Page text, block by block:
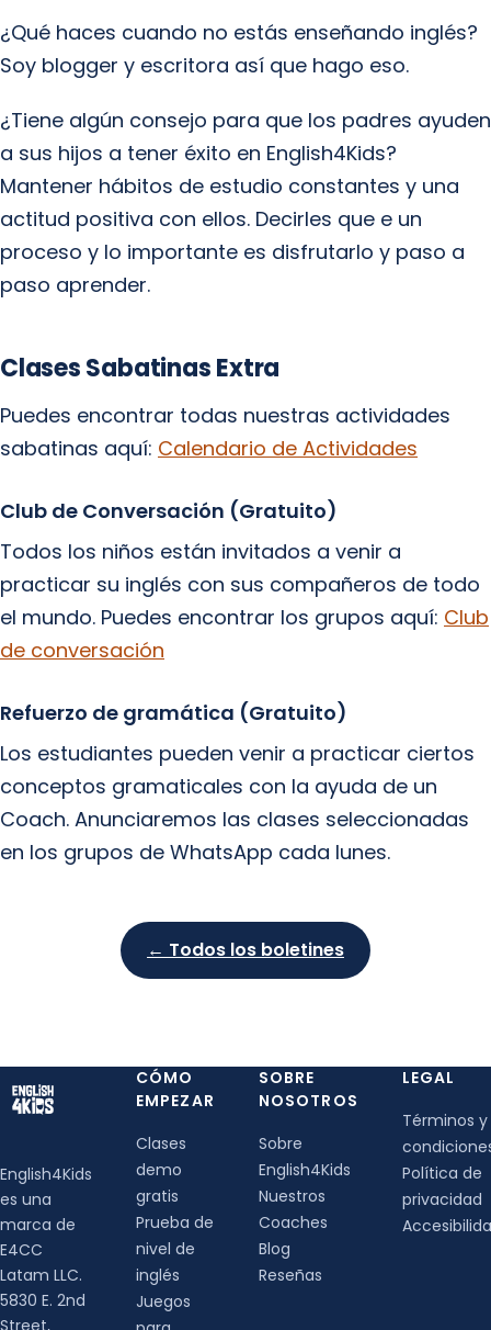
¿Qué haces cuando no estás enseñando inglés?
Soy blogger y escritora así que hago eso.
¿Tiene algún consejo para que los padres ayuden
a sus hijos a tener éxito en English4Kids?
Mantener hábitos de estudio constantes y una
actitud positiva con ellos. Decirles que e un
proceso y lo importante es disfrutarlo y paso a
paso aprender.
Clases Sabatinas Extra
Puedes encontrar todas nuestras actividades
sabatinas aquí: Calendario de Actividades
Club de Conversación (Gratuito)
Todos los niños están invitados a venir a
practicar su inglés con sus compañeros de todo
el mundo. Puedes encontrar los grupos aquí: Club
de conversación
Refuerzo de gramática (Gratuito)
Los estudiantes pueden venir a practicar ciertos
conceptos gramaticales con la ayuda de un
Coach. Anunciaremos las clases seleccionadas
en los grupos de WhatsApp cada lunes.
← Todos los boletines
English4Kids
es una
marca de
E4CC
Latam LLC.
5830 E. 2nd
Street,
CÓMO
EMPEZAR
Clases
demo
gratis
Prueba de
nivel de
inglés
Juegos
SOBRE
NOSOTROS
Sobre
English4Kids
Nuestros
Coaches
Blog
Reseñas
LEGAL
Términos y
Política de
privacidad